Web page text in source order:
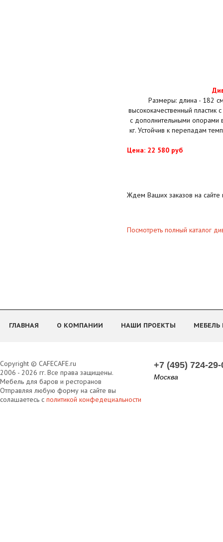
Размеры: длина - 182
высококачественный
с дополнительными опорами
кг. Устойчив к перепадам
Цена: 22 580 руб
Ждем Ваших заказов на сайте
Посмотреть полный каталог
ГЛАВНАЯ О КОМПАНИИ НАШИ ПРОЕКТЫ
Copyright © CAFECAFE.ru
2006 - 2026 гг. Все права защищены.
Мебель для баров и ресторанов
Отправляя любую форму на сайте вы
солашаетесь с политикой конфедециальности
+7 (495) 724-29-
Москва